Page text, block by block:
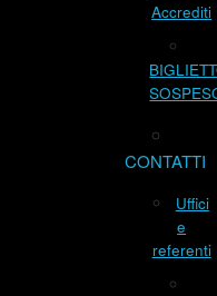
Accrediti
CONTATTI
Uffici
e
referenti